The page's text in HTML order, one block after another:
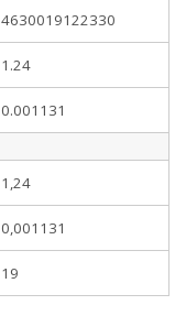
4630019122330
1.24
0.001131
1,24
0,001131
19